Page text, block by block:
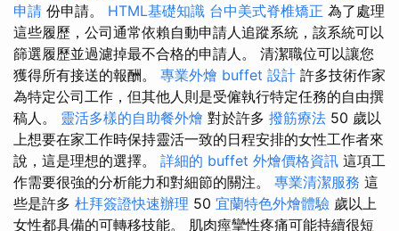
申請 份申請。 HTML基礎知識 台中美式脊椎矯正 為了處理
這些履歷，公司通常依賴自動申請人追蹤系統，該系統可以
篩選履歷並過濾掉最不合格的申請人。 清潔職位可以讓您
獲得所有接送的報酬。 專業外燴 buffet 設計 許多技術作家
為特定公司工作，但其他人則是受僱執行特定任務的自由撰
稿人。 靈活多樣的自助餐外燴 對於許多 撥筋療法 50 歲以
上想要在家工作時保持靈活一致的日程安排的女性工作者來
說，這是理想的選擇。 詳細的 buffet 外燴價格資訊 這項工
作需要很強的分析能力和對細節的關注。 專業清潔服務 這
些是許多 杜拜簽證快速辦理 50 宜蘭特色外燴體驗 歲以上
女性都具備的可轉移技能。 肌肉痙攣性疼痛可能持續很短